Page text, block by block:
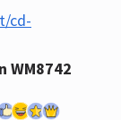
cd-
WM8742